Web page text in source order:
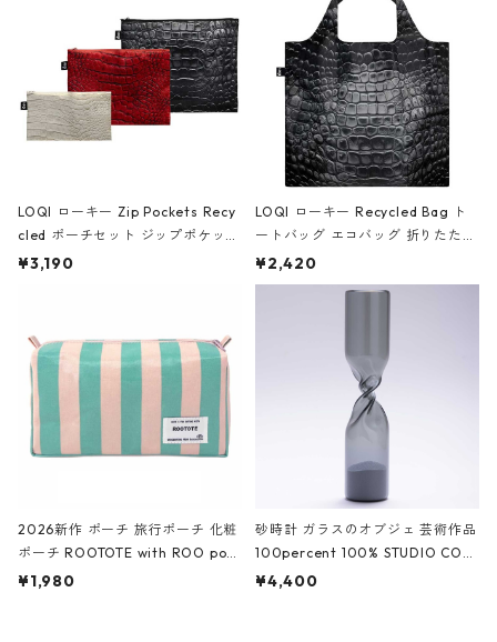
ア/クラウン ブラック
LOQI ローキー Zip Pockets Recy
cled ポーチセット ジップポケット
ファスナーポーチ 撥水加工 トラベ
ーガンディー、オフホワイト
¥3,190
LOQI ローキー Recycled Bag ト
ートバッグ エコバッグ 折りたたみ
大きめ 撥水加工 収納ポーチ CRO
CODILE/Black クロコダイル/ブラ
¥2,420
2026新作 ポーチ 旅行ポーチ 化粧
ポーチ ROOTOTE with ROO pou
ch 3532 ルートート WR.ポーチ.ラ
¥1,980
砂時計 ガラスのオブジェ 芸術作品
100percent 100% STUDIO COH
AKU Timeless 100パーセント ス
¥4,400